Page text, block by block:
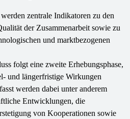
zentrale Indikatoren zu den
der Zusammenarbeit sowie zu
und marktbezogenen
folgt eine zweite Erhebungsphase,
und längerfristige Wirkungen
werden dabei unter anderem
Entwicklungen, die
von Kooperationen sowie